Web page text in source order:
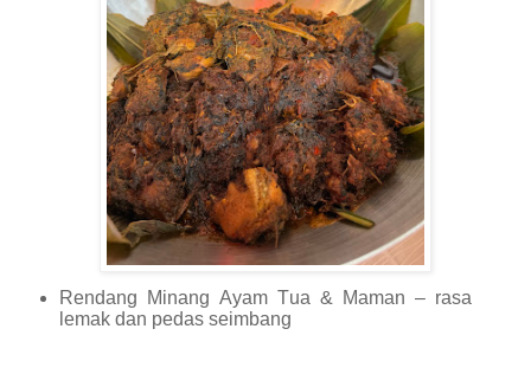
Rendang Minang Ayam Tua & Maman – rasa
lemak dan pedas seimbang